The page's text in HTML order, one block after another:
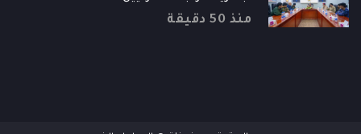
منذ 50 دقيقة